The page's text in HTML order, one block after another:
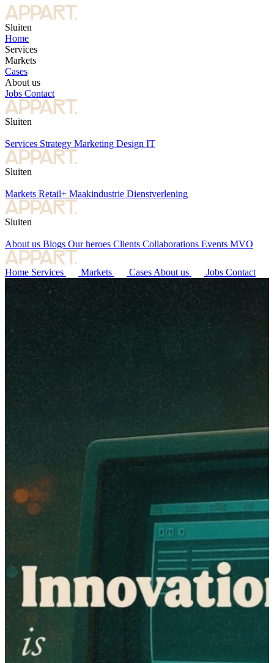
Sluiten
Home
Services
Markets
Cases
About us
Jobs Contact
Sluiten
Services Strategy Marketing Design IT
Sluiten
Markets Retail+ Maakindustrie Dienstverlening
Sluiten
About us Blogs Our heroes Clients Collaborations Events MVO
Home Services Markets Cases About us Jobs Contact